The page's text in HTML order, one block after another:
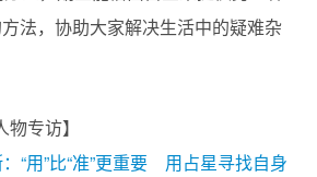
法，协助大家解决生活中的疑难杂
专访】
“用”比“准”更重要 用占星寻找自身